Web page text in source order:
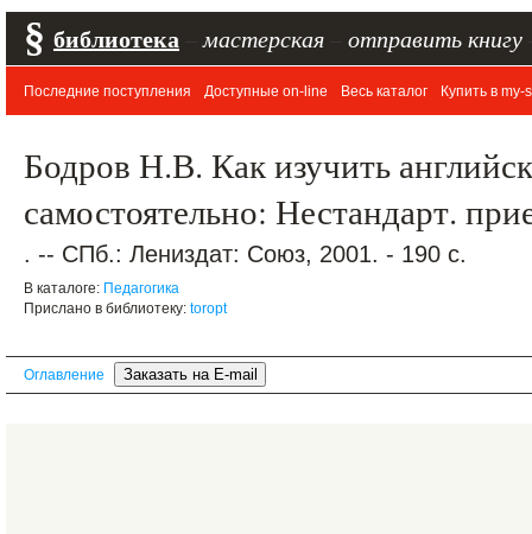
§ библиотека мастерская отправить книгу
Последние поступления Доступные on-line Весь каталог Купить в my-
Бодров Н.В. Как изучить
самостоятельно: Нестандарт.
. -- СПб.: Лениздат: Союз, 2001. - 190 с.
В каталоге: Педагогика
Прислано в библиотеку: toropt
Оглавление